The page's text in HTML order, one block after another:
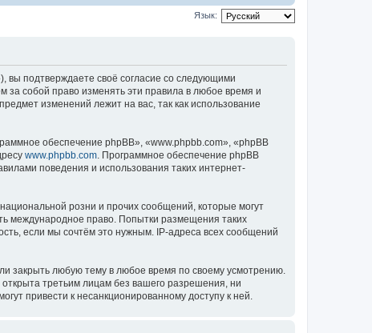
Язык:
вы подтверждаете своё согласие со следующими
за собой право изменять эти правила в любое время и
изменений лежит на вас, так как использование
обеспечение phpBB», «www.phpbb.com», «phpBB
www.phpbb.com . Программное обеспечение phpBB
поведения и использования таких интернет-
розни и прочих сообщений, которые могут
международное право. Попытки размещения таких
если мы сочтём это нужным. IP-адреса всех сообщений
закрыть любую тему в любое время по своему усмотрению.
третьим лицам без вашего разрешения, ни
привести к несанкционированному доступу к ней.